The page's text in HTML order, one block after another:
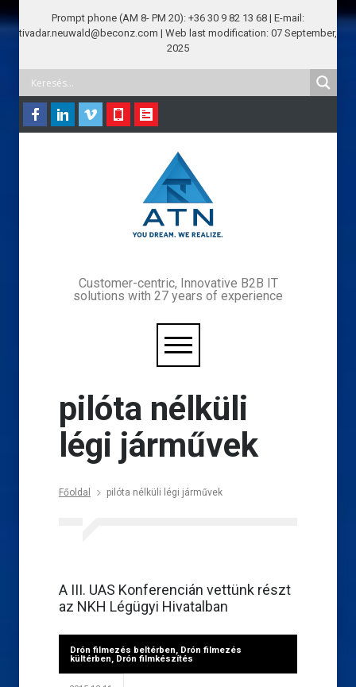
Prompt phone (AM 8- PM 20): +36 30 9 82 13 68 | E-mail:
tivadar.neuwald@beconz.com | Web last modification: 07 September,
2025
Customer-centric, Innovative B2B IT
solutions with 27 years of experience
pilóta nélküli
légi járművek
Főoldal pilóta nélküli légi járművek
A III. UAS Konferencián vettünk részt
az NKH Légügyi Hivatalban
Drón filmezés beltérben, Drón filmezés
kültérben, Drón filmkészítés